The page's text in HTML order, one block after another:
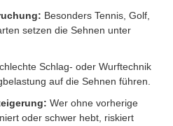
Besonders Tennis, Golf,
setzen die Sehnen unter
Schlag- oder Wurftechnik
auf die Sehnen führen.
Wer ohne vorherige
oder schwer hebt, riskiert